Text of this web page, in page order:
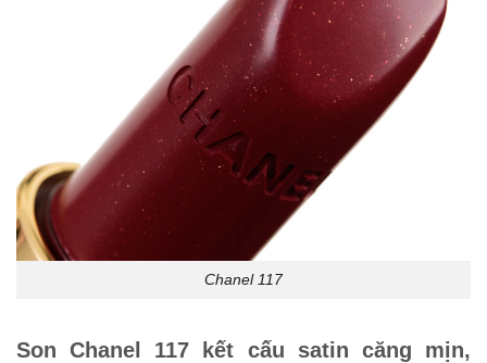
Chanel 117
Son Chanel 117 kết cấu satin căng mịn,